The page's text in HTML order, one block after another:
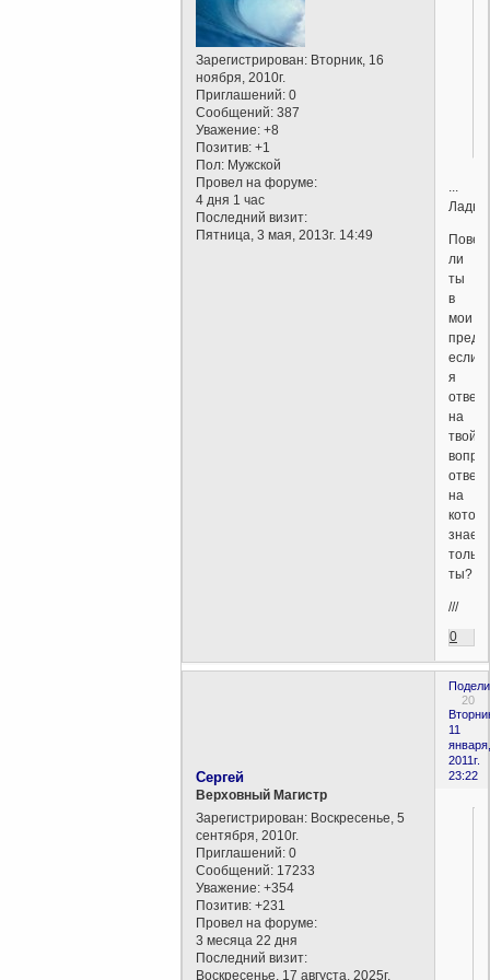
Зарегистрирован: Вторник, 16
ноября, 2010г.
Приглашений: 0
Сообщений: 387
Уважение: +8
Позитив: +1
Пол: Мужской
Провел на форуме:
4 дня 1 час
Последний визит:
Пятница, 3 мая, 2013г. 14:49
ли
ты
в
мои
если
я
отвечу
на
твой
ответ
на
только
ты?
///
0
20
11
января,
2011г.
23:22
Сергей
Верховный Магистр
Зарегистрирован: Воскресенье, 5
сентября, 2010г.
Приглашений: 0
Сообщений: 17233
Уважение: +354
Позитив: +231
Провел на форуме:
3 месяца 22 дня
Последний визит:
Воскресенье, 17 августа, 2025г.